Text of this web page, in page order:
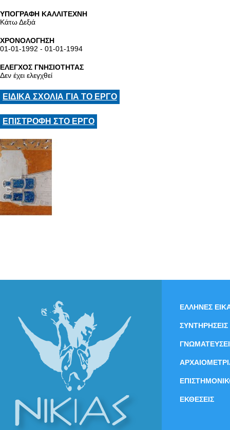
ΥΠΟΓΡΑΦΗ ΚΑΛΛΙΤΕΧΝΗ
Κάτω Δεξιά
ΧΡΟΝΟΛΟΓΗΣΗ
01-01-1992 - 01-01-1994
ΕΛΕΓΧΟΣ ΓΝΗΣΙΟΤΗΤΑΣ
Δεν έχει ελεγχθεί
ΕΙΔΙΚΑ ΣΧΟΛΙΑ ΓΙΑ ΤΟ ΕΡΓΟ
ΕΠΙΣΤΡΟΦΗ ΣΤΟ ΕΡΓΟ
ΕΛΛΗΝΕΣ
ΣΥΝΤΗΡΗΣΕΙΣ
ΕΚΘΕΣΕΙΣ